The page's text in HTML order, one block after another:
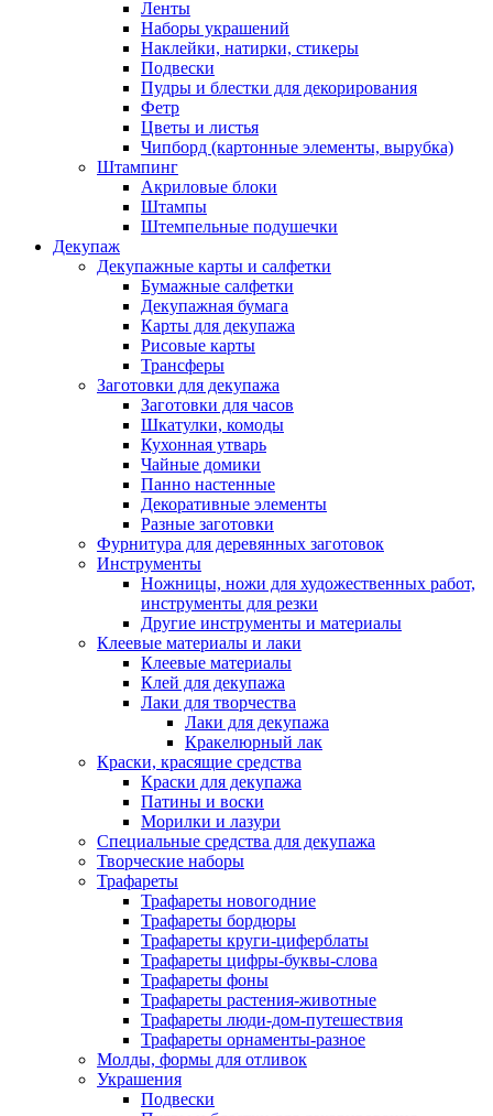
Ленты
Наборы украшений
Наклейки, натирки, стикеры
Подвески
Пудры и блестки для декорирования
Фетр
Цветы и листья
Чипборд (картонные элементы, вырубка)
Штампинг
Акриловые блоки
Штампы
Штемпельные подушечки
Декупаж
Декупажные карты и салфетки
Бумажные салфетки
Декупажная бумага
Карты для декупажа
Рисовые карты
Трансферы
Заготовки для декупажа
Заготовки для часов
Шкатулки, комоды
Кухонная утварь
Чайные домики
Панно настенные
Декоративные элементы
Разные заготовки
Фурнитура для деревянных заготовок
Инструменты
Ножницы, ножи для художественных работ,
инструменты для резки
Другие инструменты и материалы
Клеевые материалы и лаки
Клеевые материалы
Клей для декупажа
Лаки для творчества
Лаки для декупажа
Кракелюрный лак
Краски, красящие средства
Краски для декупажа
Патины и воски
Морилки и лазури
Специальные средства для декупажа
Творческие наборы
Трафареты
Трафареты новогодние
Трафареты бордюры
Трафареты круги-циферблаты
Трафареты цифры-буквы-слова
Трафареты фоны
Трафареты растения-животные
Трафареты люди-дом-путешествия
Трафареты орнаменты-разное
Молды, формы для отливок
Украшения
Подвески